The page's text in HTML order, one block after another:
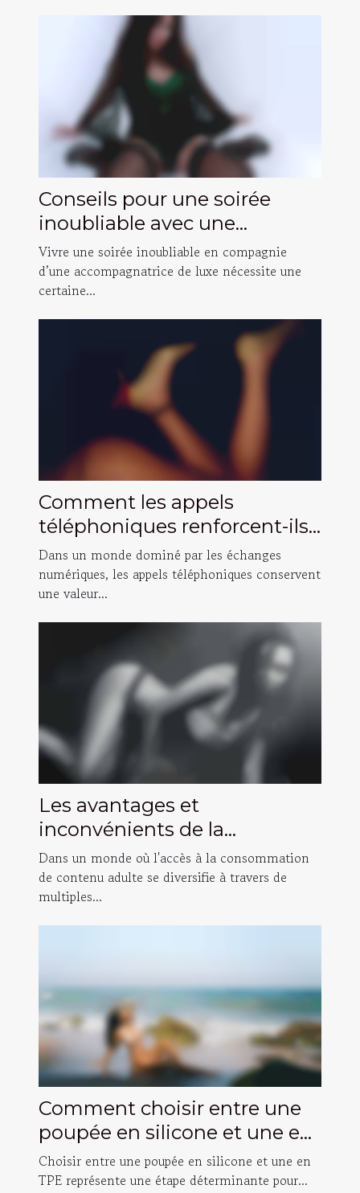
Conseils pour une soirée
inoubliable avec une
accompagnatrice de luxe
Vivre une soirée inoubliable en compagnie
d’une accompagnatrice de luxe nécessite une
certaine...
Comment les appels
téléphoniques renforcent-ils
les relations authentiques ?
Dans un monde dominé par les échanges
numériques, les appels téléphoniques conservent
une valeur...
Les avantages et
inconvénients de la
consommation de contenu
adulte gratuit versus payant
Dans un monde où l'accès à la consommation
de contenu adulte se diversifie à travers de
multiples...
Comment choisir entre une
poupée en silicone et une en
TPE ?
Choisir entre une poupée en silicone et une en
TPE représente une étape déterminante pour...